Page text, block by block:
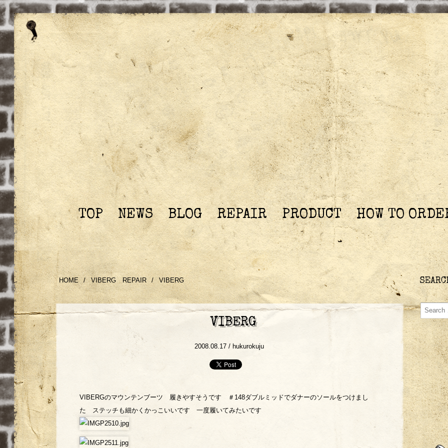
TOP NEWS BLOG REPAIR PRODUCT HOW TO
HOME / VIBERG REPAIR / VIBERG
VIBERG
2008.08.17 /hukurokuju
VIBERGのマウンテンブーツ 履きやすそうです ＃148ダブルミッドでダナーのソールをつけまし
た ステッチも細かくかっこいいです 一度履いてみたいです